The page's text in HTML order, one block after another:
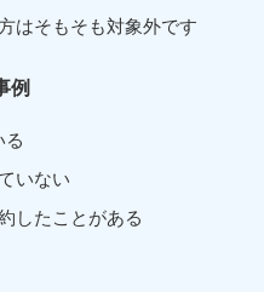
はそもそも対象外です
例
る
いない
したことがある